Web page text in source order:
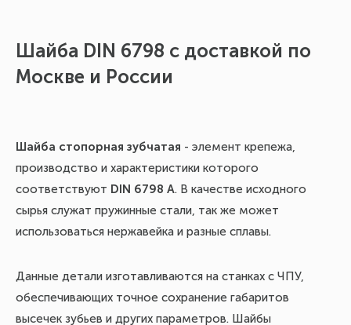
Шайба DIN 6798 с доставкой по
Москве и России
Шайба стопорная зубчатая - элемент крепежа,
производство и характеристики которого
соответствуют DIN 6798 A. В качестве исходного
сырья служат пружинные стали, так же может
использоваться нержавейка и разные сплавы.
Данные детали изготавливаются на станках с ЧПУ,
обеспечивающих точное сохранение габаритов
высечек зубьев и других параметров. Шайбы